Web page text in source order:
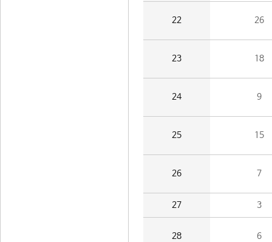
22 26
23 18
24 9
25 15
26 7
27 3
28 6